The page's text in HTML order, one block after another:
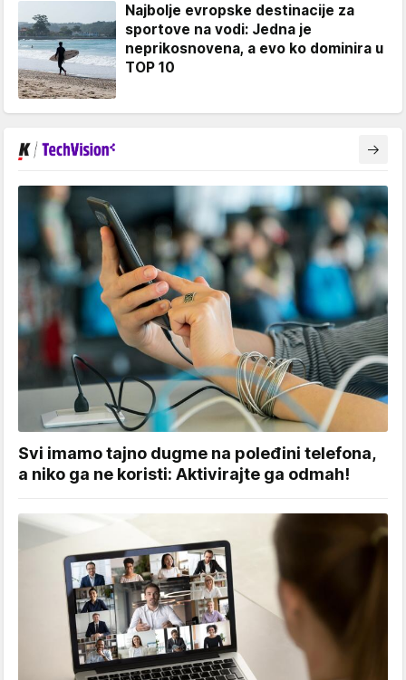
Najbolje evropske destinacije za
sportove na vodi: Jedna je
neprikosnovena, a evo ko dominira u
TOP 10
Svi imamo tajno dugme na poleđini telefona,
a niko ga ne koristi: Aktivirajte ga odmah!